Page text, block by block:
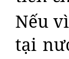
Nếu
tại